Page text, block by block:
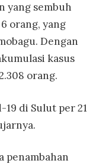
yang sembuh
orang, yang
Dengan
kasus
orang.
19 di Sulut per 21
penambahan